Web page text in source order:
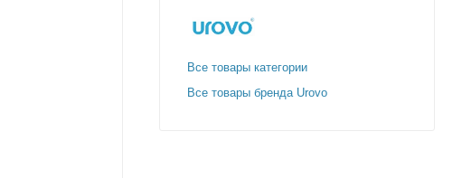
Все товары категории
Все товары бренда Urovo